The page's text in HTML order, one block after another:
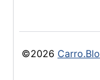
©2026